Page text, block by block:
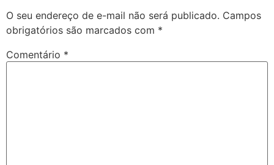
O seu endereço de e-mail não será publicado. Campos
obrigatórios são marcados com *
Comentário *